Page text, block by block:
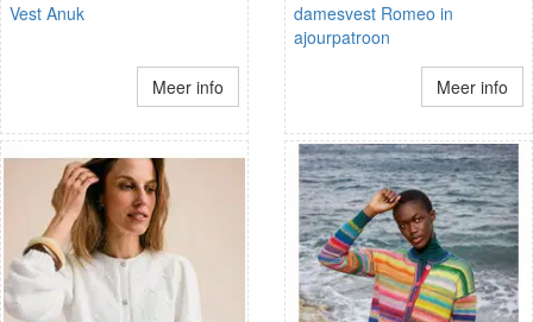
Vest Anuk
Meer info
damesvest Romeo in
ajourpatroon
Meer info